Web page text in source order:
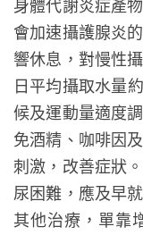
身體代謝炎症產
會加速攝護腺炎
響休息，對慢性
日平均攝取水量
候及運動量適度
免酒精、咖啡因
刺激，改善症狀
尿困難，應及早
其他治療，單靠